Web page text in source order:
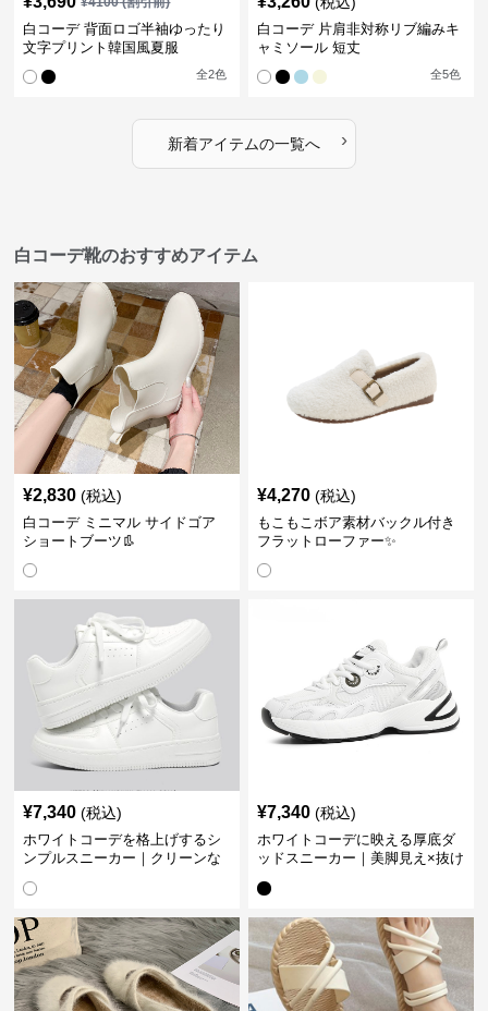
白コーデ 背面ロゴ半袖ゆったり
文字プリント韓国風夏服
全2色
白コーデ 片肩非対称リブ編みキ
ャミソール 短丈
全5色
新着アイテムの一覧へ ›
白コーデ靴のおすすめアイテム
¥2,830 (税込)
白コーデ ミニマル サイドゴア
ショートブーツ👢
¥4,270 (税込)
もこもこボア素材バックル付き
フラットローファー✨
¥7,340 (税込)
ホワイトコーデを格上げするシ
ンプルスニーカー｜クリーンな
¥7,340 (税込)
ホワイトコーデに映える厚底ダ
ッドスニーカー｜美脚見え×抜け